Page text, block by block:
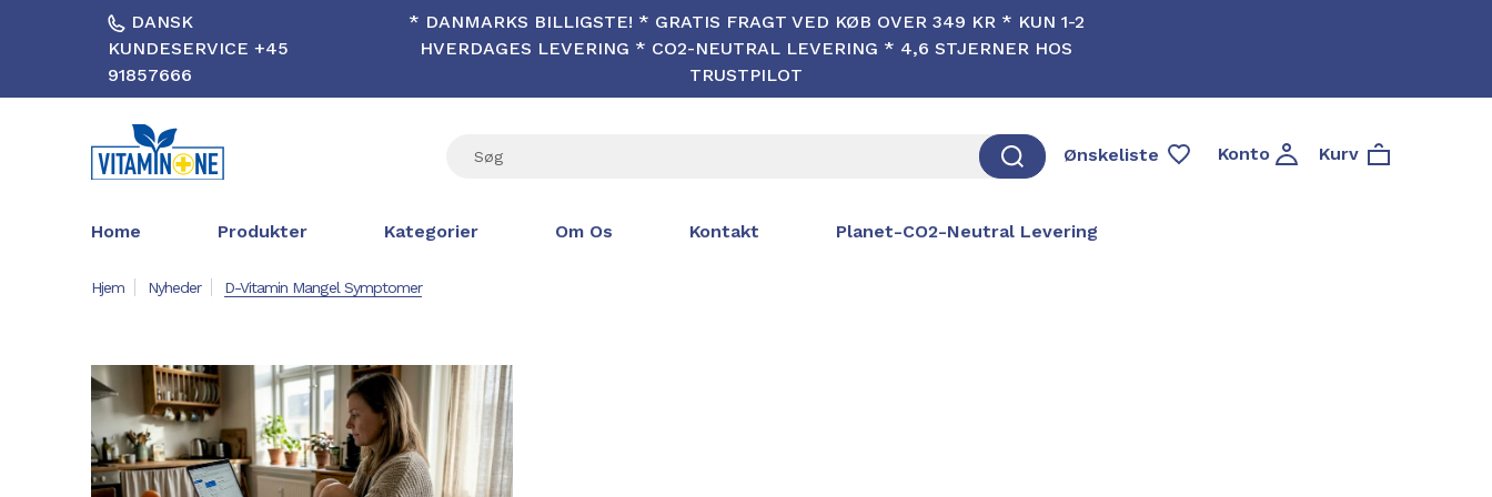
DANSK
KUNDESERVICE +45
91857666
* DANMARKS BILLIGSTE! * GRATIS FRAGT VED KØB OVER 349 KR * KUN 1-2
HVERDAGES LEVERING * CO2-NEUTRAL LEVERING * 4,6 STJERNER HOS
TRUSTPILOT
Ønskeliste Konto Kurv
Home Produkter Kategorier Om Os Kontakt Planet-CO2-Neutral Levering
Hjem Nyheder D-Vitamin Mangel Symptomer